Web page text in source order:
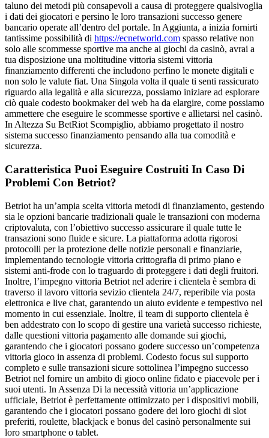
taluno dei metodi più consapevoli a causa di proteggere qualsivoglia
i dati dei giocatori e persino le loro transazioni successo genere
bancario operate all’dentro del portale. In Aggiunta, a inizia fornirti
tantissime possibilità di https://ecnetworld.com spasso relative non
solo alle scommesse sportive ma anche ai giochi da casinò, avrai a
tua disposizione una moltitudine vittoria sistemi vittoria
finanziamento differenti che includono perfino le monete digitali e
non solo le valute fiat. Una Singola volta il quale ti senti rassicurato
riguardo alla legalità e alla sicurezza, possiamo iniziare ad esplorare
ciò quale codesto bookmaker del web ha da elargire, come possiamo
ammettere che eseguire le scommesse sportive e allietarsi nel casinò.
In Altezza Su BetRiot Scompiglio, abbiamo progettato il nostro
sistema successo finanziamento pensando alla tua comodità e
sicurezza.
Caratteristica Puoi Eseguire Costruiti In Caso Di
Problemi Con Betriot?
Betriot ha un’ampia scelta vittoria metodi di finanziamento, gestendo
sia le opzioni bancarie tradizionali quale le transazioni con moderna
criptovaluta, con l’obiettivo successo assicurare il quale tutte le
transazioni sono fluide e sicure. La piattaforma adotta rigorosi
protocolli per la protezione delle notizie personali e finanziarie,
implementando tecnologie vittoria crittografia di primo piano e
sistemi anti-frode con lo traguardo di proteggere i dati degli fruitori.
Inoltre, l’impegno vittoria Betriot nel aderire i clientela è sembra di
traverso il lavoro vittoria sevizio clientela 24/7, reperibile via posta
elettronica e live chat, garantendo un aiuto evidente e tempestivo nel
momento in cui essenziale. Inoltre, il team di supporto clientela è
ben addestrato con lo scopo di gestire una varietà successo richieste,
dalle questioni vittoria pagamento alle domande sui giochi,
garantendo che i giocatori possano godere successo un’competenza
vittoria gioco in assenza di problemi. Codesto focus sul supporto
completo e sulle transazioni sicure sottolinea l’impegno successo
Betriot nel fornire un ambito di gioco online fidato e piacevole per i
suoi utenti. In Assenza Di la necessità vittoria un’applicazione
ufficiale, Betriot è perfettamente ottimizzato per i dispositivi mobili,
garantendo che i giocatori possano godere dei loro giochi di slot
preferiti, roulette, blackjack e bonus del casinò personalmente sui
loro smartphone o tablet.